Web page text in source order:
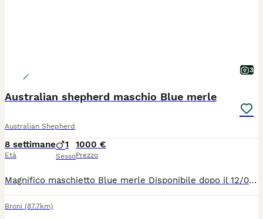
3
Australian shepherd maschio Blue merle
Australian Shepherd
8 settimane
Età
1
Sesso
1000 €
Prezzo
Magnifico maschietto Blue merle Disponibile dopo il 12/08/26 ma se ci fosse bisogno può rimanere in asilo con i fratelli e aspettarvi dopo le ferie! Genitori con pedigree Enci lastre certificate e test genetici effettuati Il cucciolo sarà ceduto con: Microchip I vaccino Visita veterinaria SVERMINAZIONE completa Test giardia Pedigree enci
Broni (87.7km)